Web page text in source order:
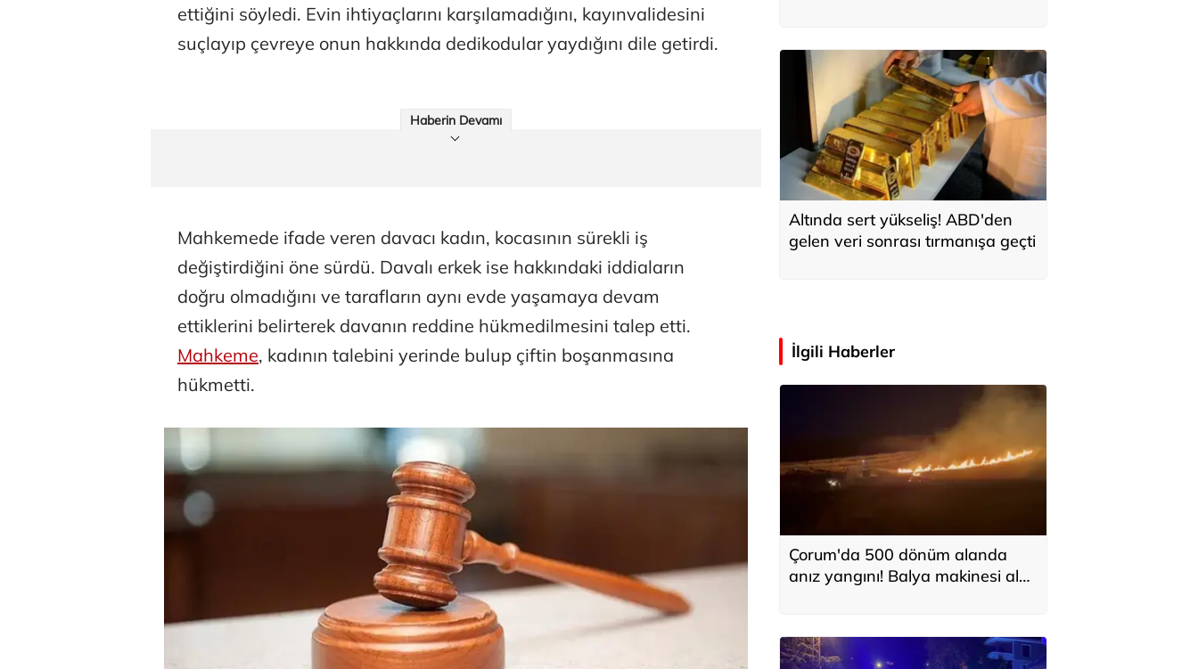
ettiğini söyledi. Evin ihtiyaçlarını karşılamadığını, kayınvalidesini
suçlayıp çevreye onun hakkında dedikodular yaydığını dile getirdi.
Haberin Devamı
Mahkemede ifade veren davacı kadın, kocasının sürekli iş
değiştirdiğini öne sürdü. Davalı erkek ise hakkındaki iddiaların
doğru olmadığını ve tarafların aynı evde yaşamaya devam
ettiklerini belirterek davanın reddine hükmedilmesini talep etti.
Mahkeme, kadının talebini yerinde bulup çiftin boşanmasına
hükmetti.
Altında sert yükseliş! ABD'den
gelen veri sonrası tırmanışa geçti
İlgili Haberler
Çorum'da 500 dönüm alanda
anız yangını! Balya makinesi alev